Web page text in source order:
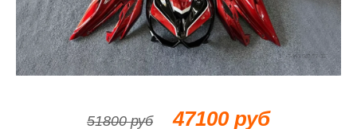
51800 руб 47100 руб